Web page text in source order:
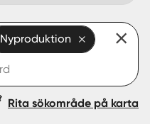
Nyproduktion
Rita sökområde på karta